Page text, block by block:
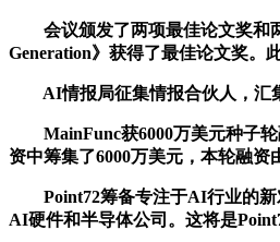
会议颁发了两项最佳论文奖和两
Generation》获得了最佳论文奖。
AI情报局征集情报合伙人，汇集
MainFunc获6000万美元种子轮
资中筹集了6000万美元，本轮融资
Point72筹备专注于AI行业的新对
AI硬件和半导体公司。这将是